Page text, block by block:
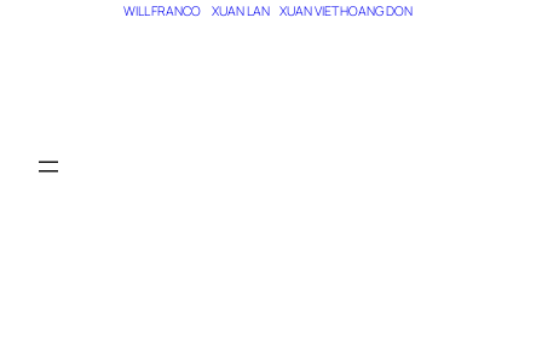
WILL FRANCO
XUAN LAN XUAN VIET HOANG DON